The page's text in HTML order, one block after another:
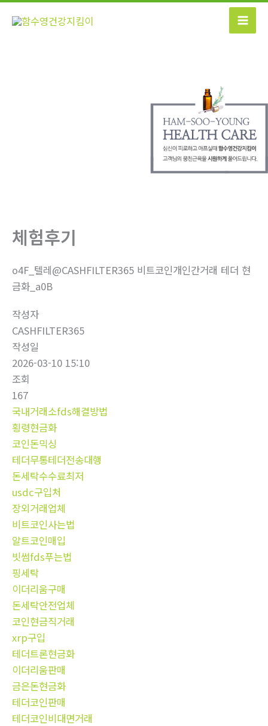
콘
체험후기
o4F_텔레@CASHFILTER365 비트코인개인간거래 테더 현
금화_a0B
작성자
CASHFILTER365
작성일
2026-03-10 15:10
조회
167
국내거래소fds해결방법
횡령현금화
코인돈믹싱
테더무통테더전송대행
돈세탁수수료최저
usdc구입처
장외거래업체
비트코인사는법
알트코인매입
빗썸fds푸는법
핑세탁
이더리움구매
돈세탁안전업체
코인현금직거래
xrp구입
테더트론현금화
이더리움판매
금은돈현금화
테더코인판매
테더코인비대면거래